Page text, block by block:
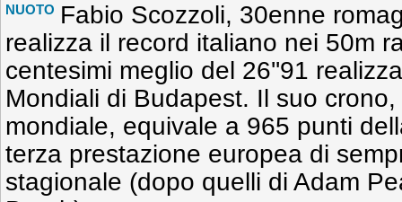
NUOTO Fabio Scozzoli, 30enne
realizza il record italiano nei 50m
centesimi meglio del 26''91
Mondiali di Budapest. Il suo
mondiale, equivale a 965 punti
terza prestazione europea di
stagionale (dopo quelli di Adam